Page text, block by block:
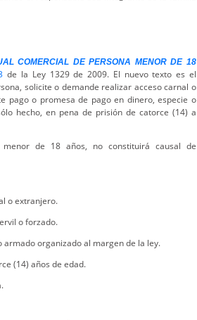
COMERCIAL DE PERSONA MENOR DE 18
de la Ley 1329 de 2009. El nuevo texto es el
solicite o demande realizar acceso carnal o
pago o promesa de pago en dinero, especie o
hecho, en pena de prisión de catorce (14) a
de 18 años, no constituirá causal de
o extranjero.
o forzado.
organizado al margen de la ley.
(14) años de edad.